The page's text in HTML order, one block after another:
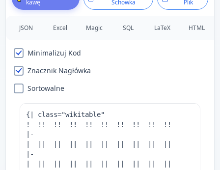
kawę
Schowka
Plik
JSON Excel Magic SQL LaTeX HTML
Minimalizuj Kod
Znacznik Nagłówka
Sortowalne